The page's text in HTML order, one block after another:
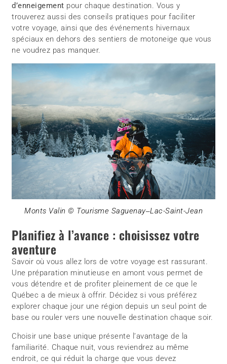
d’enneigement pour chaque destination. Vous y
trouverez aussi des conseils pratiques pour faciliter
votre voyage, ainsi que des événements hivernaux
spéciaux en dehors des sentiers de motoneige que vous
ne voudrez pas manquer.
Monts Valin © Tourisme Saguenay‒Lac-Saint-Jean
Planifiez à l’avance : choisissez votre
aventure
Savoir où vous allez lors de votre voyage est rassurant.
Une préparation minutieuse en amont vous permet de
vous détendre et de profiter pleinement de ce que le
Québec a de mieux à offrir. Décidez si vous préférez
explorer chaque jour une région depuis un seul point de
base ou rouler vers une nouvelle destination chaque soir.
Choisir une base unique présente l’avantage de la
familiarité. Chaque nuit, vous reviendrez au même
endroit, ce qui réduit la charge que vous devez